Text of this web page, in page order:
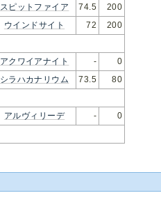
スピットファイア 74.5
200
ウインドサイト 72
200
アクワイアナイト -
0
シラハカナリウム 73.5
80
アルヴィリーデ -
0